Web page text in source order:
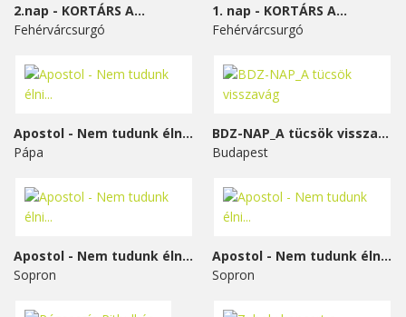
2.nap - KORTÁRS A...
Fehérvárcsurgó
1. nap - KORTÁRS A...
Fehérvárcsurgó
Apostol - Nem tudunk élni...
Pápa
BDZ-NAP_A tücsök visszavág
Budapest
Apostol - Nem tudunk élni...
Sopron
Apostol - Nem tudunk élni...
Sopron